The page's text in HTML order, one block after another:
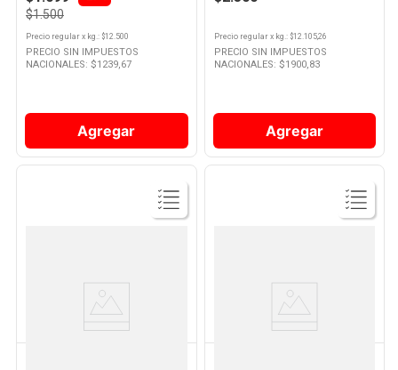
$1.500
Precio regular x kg. : $12.500
PRECIO SIN IMPUESTOS
NACIONALES: $1239,67
Agregar
Precio regularx kg. : $12.105,26
PRECIO SIN IMPUESTOS
NACIONALES: $1900,83
Agregar
Producto
Producto